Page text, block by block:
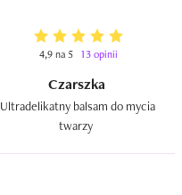
4,9 na 5 13 opinii
Czarszka
Ultradelikatny balsam do mycia